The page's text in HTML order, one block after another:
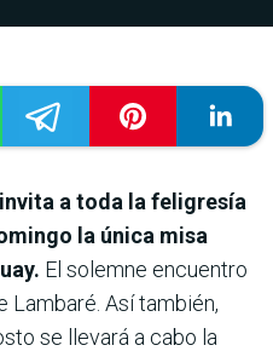
a toda la feligresía
la única misa
El solemne encuentro
Lambaré. Así también,
se llevará a cabo la